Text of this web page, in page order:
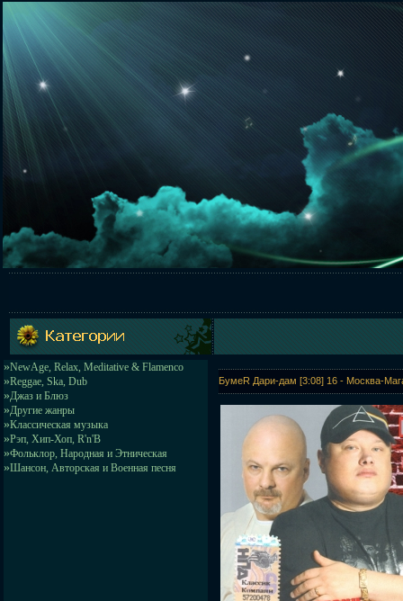
»NewAge, Relax, Meditative & Flamenco
»Reggae, Ska, Dub
»Джаз и Блюз
»Другие жанры
»Классическая музыка
»Рэп, Хип-Хоп, R'n'B
»Фольклор, Народная и Этническая
»Шансон, Авторская и Военная песня
БумеR Дари-дам [3:08] 16 - Москва-